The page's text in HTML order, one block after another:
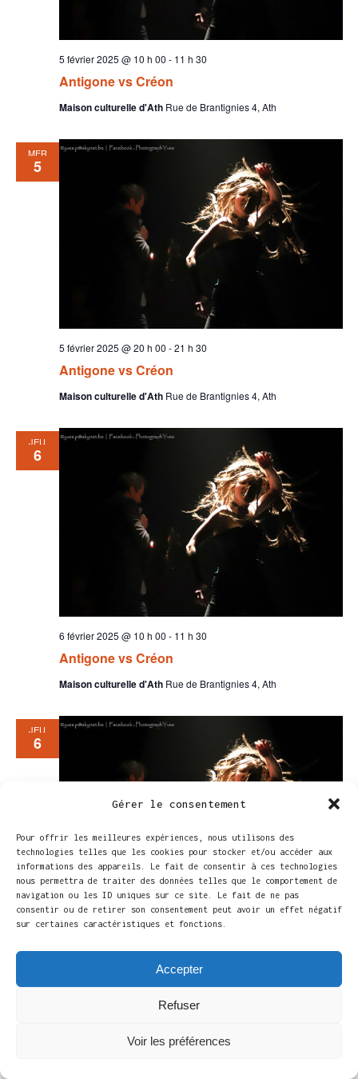
Gérer le consentement
Pour offrir les meilleures expériences, nous utilisons des
technologies telles que les cookies pour stocker et/ou accéder aux
informations des appareils. Le fait de consentir à ces technologies
nous permettra de traiter des données telles que le comportement de
navigation ou les ID uniques sur ce site. Le fait de ne pas
consentir ou de retirer son consentement peut avoir un effet négatif
sur certaines caractéristiques et fonctions.
Accepter
Refuser
Voir les préférences
Antigone vs Créon
5 février 2025 @ 10 h 00 - 11 h 30
Maison culturelle d'Ath Rue de Brantignies 4, Ath
MER
5
Antigone vs Créon
5 février 2025 @ 20 h 00 -21 h 30
Maison culturelle d'Ath Rue de Brantignies 4, Ath
JEU
6
Antigone vs Créon
6 février 2025 @ 10 h 00 - 11 h 30
Maison culturelle d'Ath Rue de Brantignies 4, Ath
JEU
6
Antigone vs Créon
6 février 2025 @ 13 h 30-15 h 00
Maison culturelle d'AthRue de Brantignies 4, Ath